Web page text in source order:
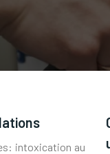
intoxication au